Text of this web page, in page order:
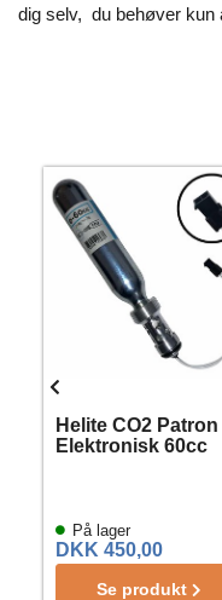
dig selv, du behøver kun
Helite CO2 Patron
Elektronisk 60cc
På lager
DKK 450,00
Se produkt